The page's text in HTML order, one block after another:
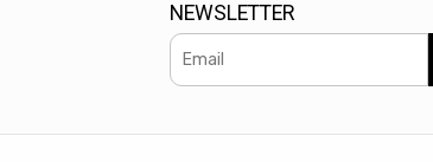
NEWSLETTER